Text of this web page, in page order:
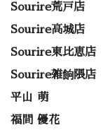
Sourire荒戸店
Sourire高城店
Sourire東比恵店
Sourire雑餉隈店
平山 萌
福間 優花